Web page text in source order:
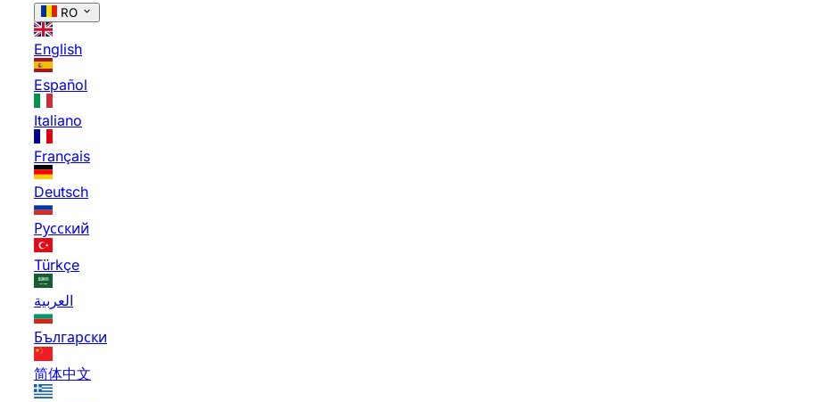
RO
English
Español
Italiano
Français
Deutsch
Русский
Türkçe
العربية
Български
简体中文